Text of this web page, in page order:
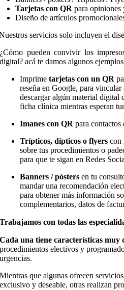
Tarjetas con QR para opiniones
Diseño de artículos
servicios solo incluyen el
¿Cómo pueden convivir los
digital? acá te damos algunos
Imprime tarjetas con un QR
reseña en Google, para vincular
descargar algún material digital
ficha clínica mientras esperan
Imanes con QR para contactos
Trípticos, dípticos o flyers con
sobre tus procedimientos o
para que te sigan en Redes
Banners / pósters en tu
mandar una recomendación
para obtener más información
complementarios, datos de
Trabajamos contodas las
Cada una tiene características muy
procedimientos electivos y
urgencias.
Mientras que algunas ofrecen
exclusivo y deseable, otras realizan